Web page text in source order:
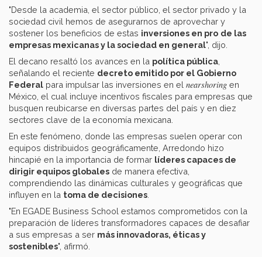
"Desde la academia, el sector público, el sector privado y la
sociedad civil hemos de asegurarnos de aprovechar y
sostener los beneficios de estas inversiones en pro de las
empresas mexicanas y la sociedad en general", dijo.
El decano resaltó los avances en la política pública
señalando el reciente decreto emitido por el Gobierno
Federal para impulsar las inversiones en el nearshoring en
México, el cual incluye incentivos fiscales para empresas que
busquen reubicarse en diversas partes del país y en diez
sectores clave de la economía mexicana.
En este fenómeno, donde las empresas suelen operar con
equipos distribuidos geográficamente, Arredondo hizo
hincapié en la importancia de formar líderes capaces de
dirigir equipos globales de manera efectiva,
comprendiendo las dinámicas culturales y geográficas que
influyen en la toma de decisiones
"En EGADE Business School estamos comprometidos con la
preparación de líderes transformadores capaces de desafiar
a sus empresas a ser más innovadoras, éticas y
sostenibles", afirmó.